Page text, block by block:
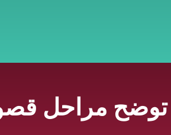
توضح مراحل